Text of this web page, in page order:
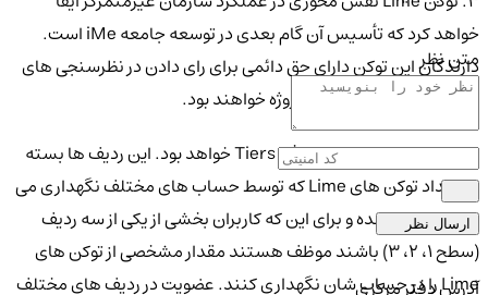
خواهد کرد که تأسیس آن گام بعدی در توسعه جامعه iMe است.
دارندگان این توکن دارای حق دائمی برای رای دادن در نظرسنجی های
مختلف در رابطه با توسعه پروژه خواهند بود.
4. مرحله بعدی شامل معرفی Tiers خواهد بود. این ردیف ها بسته
به تعداد توکن های Lime که توسط حساب های مختلف نگهداری می
شوند تنظیم شده و برای این که کاربران بخشی از یکی از سه ردیف
(سطح 1، 2، 3) باشند موظف هستند مقدار مشخصی از توکن های
Lime را در حساب شان نگهداری کنند. عضویت در ردیف های مختلف
متن نظر
ارسال نظر
آدرس دفتر مرکزی